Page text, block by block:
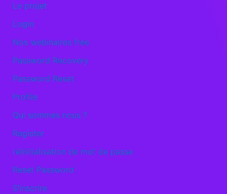
Le projet
Login
Nos webinaires free
Password Recovery
Password Reset
Profile
Qui sommes nous ?
Register
réinitialisation de mot de passe
Reset Password
S’inscrire